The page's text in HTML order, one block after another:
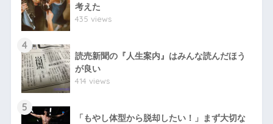
考えた
435 views
4
読売新聞の『人生案内』はみんな読んだほう
が良い
414 views
5
「もやし体型から脱却したい！」まず大切な